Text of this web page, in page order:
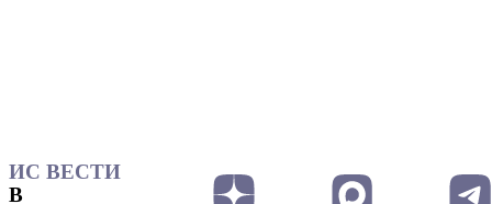
ИС ВЕСТИ
В